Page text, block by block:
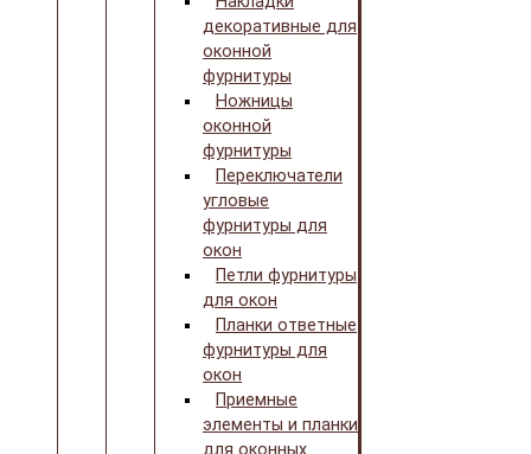
декоративные для
оконной
фурнитуры
Ножницы
оконной
фурнитуры
Переключатели
угловые
фурнитуры для
окон
Петли фурнитуры
для окон
Планки ответные
фурнитуры для
окон
Приемные
элементы и планки